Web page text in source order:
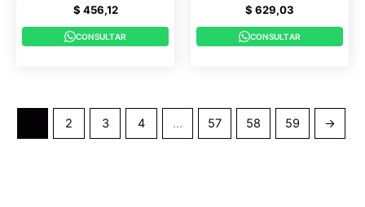
$ 456,12
CONSULTAR
$ 629,03
CONSULTAR
2 3 4 … 57 58 59 →